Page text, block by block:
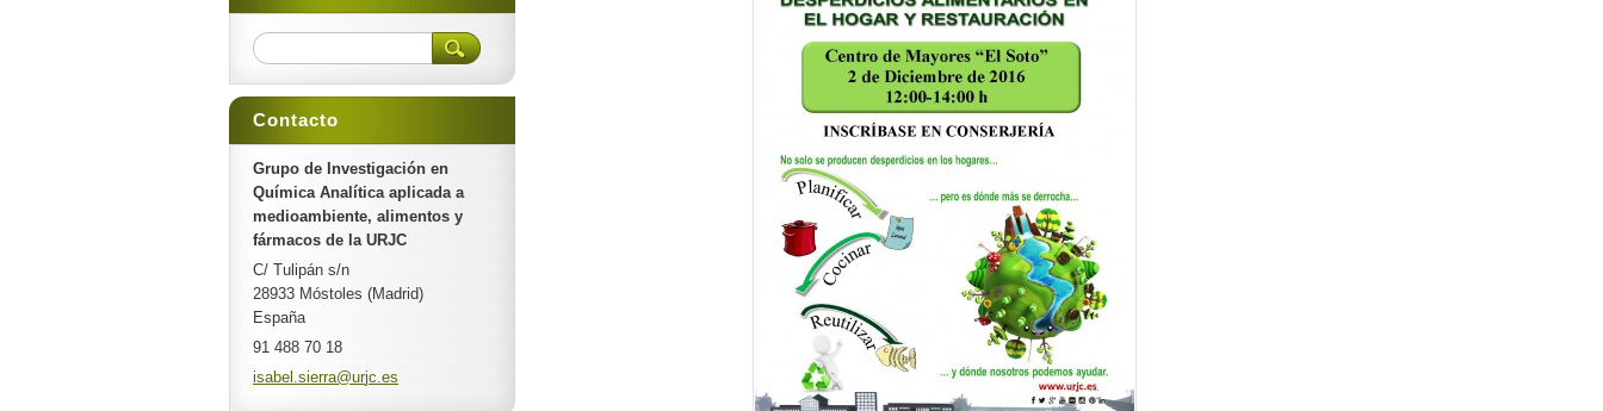
Contacto
Grupo de Investigación en
Química Analítica aplicada a
medioambiente, alimentos y
fármacos de la URJC
C/ Tulipán s/n
28933 Móstoles (Madrid)
España
91 488 70 18
isabel.sierra@urjc.es